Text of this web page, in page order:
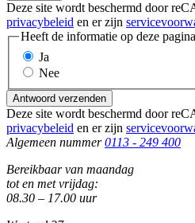
Deze site wordt beschermd door
privacybeleid en er zijn
Heeft de informatie op deze
Ja
Nee
Antwoord verzenden
Deze site wordt beschermd door
privacybeleid en er zijn
Algemeen nummer 0113 - 249 400
Bereikbaar van maandag
tot en met vrijdag:
08.30 – 17.00 uur